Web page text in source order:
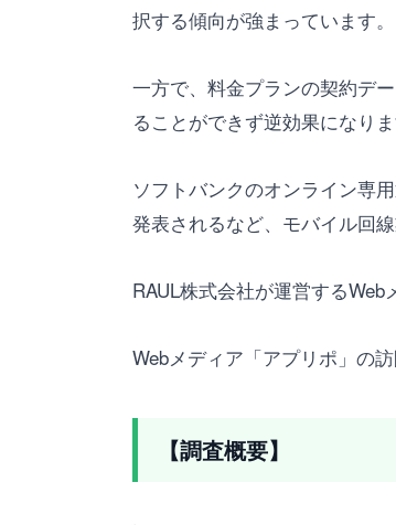
択する傾向が強まっています。
一方で、料金プランの契約デ
ることができず逆効果になりま
ソフトバンクのオンライン専
発表されるなど、モバイル回
RAUL株式会社が運営する
Webメディア「アプリポ」の
【調査概要】